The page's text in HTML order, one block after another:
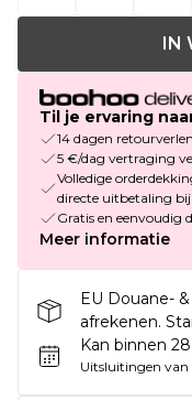
IN
Til je ervaring
14 dagen
5 €/dag vertraging
Volledige
directe uitbetaling
Gratis en eenvoudig
Meer informatie
EU Douane-
afrekenen.
Kan binnen
Uitsluitingen van